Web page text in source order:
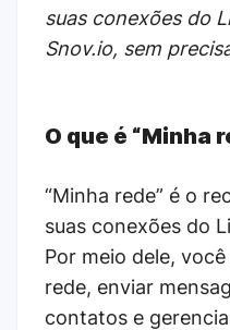
suas conexões do
Snov.io, sem
O que é “Minha
“Minha rede” é o
suas conexões do
Por meio dele,
rede, enviar
contatos e